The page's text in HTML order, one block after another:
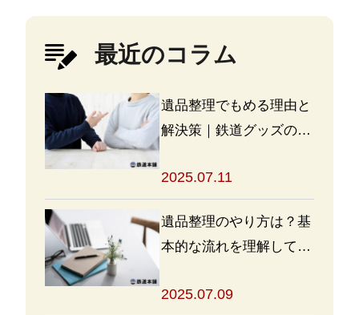
最近のコラム
遺品整理でもめる理由と
解決策｜鉄道グッズの整
2025.07.11
遺品整理のやり方は？基
本的な流れを理解して買
めよう
2025.07.09